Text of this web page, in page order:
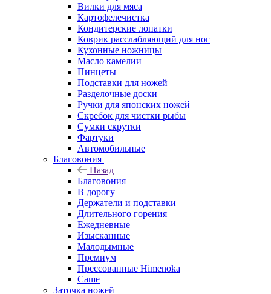
Вилки для мяса
Картофелечистка
Кондитерские лопатки
Коврик расслабляющий для ног
Кухонные ножницы
Масло камелии
Пинцеты
Подставки для ножей
Разделочные доски
Ручки для японских ножей
Скребок для чистки рыбы
Сумки скрутки
Фартуки
Автомобильные
Благовония
Назад
Благовония
В дорогу
Держатели и подставки
Длительного горения
Ежедневные
Изысканные
Малодымные
Премиум
Прессованные Himenoka
Саше
Заточка ножей